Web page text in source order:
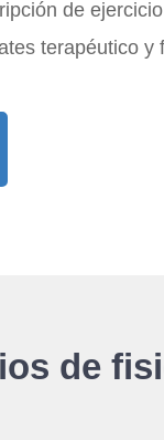
de
terapéutico y
de